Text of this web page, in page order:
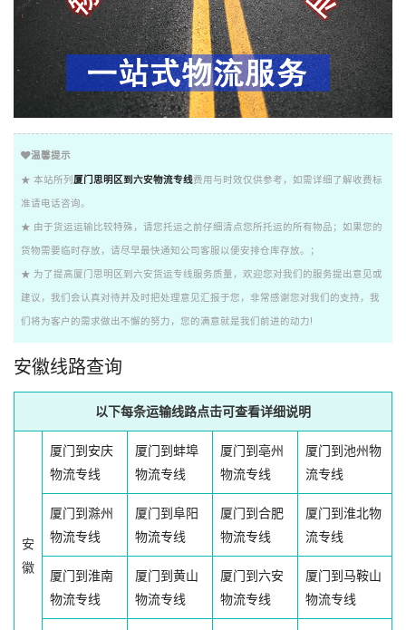
温馨提示
★ 本站所列 厦门思明区到六安物流专线费用与时效仅供参考，如需详细了解收费标
准请电话咨询。
★ 由于货运运输比较特殊，请您托运之前仔细清点您所托运的所有物品；如果您的
货物需要临时存放，请尽早最快通知公司客服以便安排仓库存放。；
★ 为了提高厦门思明区到六安货运专线服务质量，欢迎您对我们的服务提出意见或
建议，我们会认真对待并及时把处理意见汇报于您，非常感谢您对我们的支持，我
们将为客户的需求做出不懈的努力，您的满意就是我们前进的动力!
安徽线路查询
以下每条运输线路点击可查看详细说明
安
徽
厦门到安庆
物流专线
厦门到蚌埠
物流专线
厦门到亳州
物流专线
厦门到池州物
流专线
厦门到滁州
物流专线
厦门到阜阳
物流专线
厦门到合肥
物流专线
厦门到淮北物
流专线
厦门到淮南
物流专线
厦门到黄山
物流专线
厦门到六安
物流专线
厦门到马鞍山
物流专线